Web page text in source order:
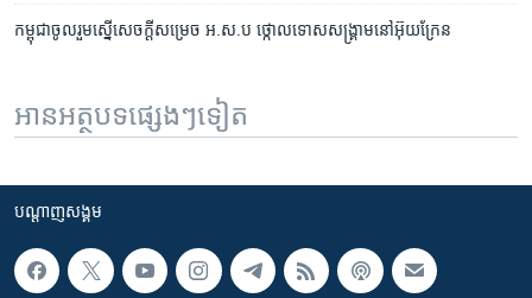
កម្ពុជា​ចូលរួម​ស្នើ​សេចក្តី​សម្រេច ​អ.ស.ប​ ថ្កោលទោស​សង្គ្រាម​នៅ​អ៊ុយក្រែន
អានអត្ថបទផ្សេងៗទៀត
បណ្តាញ​សង្គម